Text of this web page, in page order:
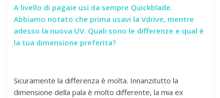
A livello di pagaie usi da sempre Quickblade.
Abbiamo notato che prima usavi la Vdrive, mentre
adesso la nuova UV. Quali sono le differenze e qual è
la tua dimensione preferita?
Sicuramente la differenza è molta. Innanzitutto la
dimensione della pala è molto differente, la mia ex